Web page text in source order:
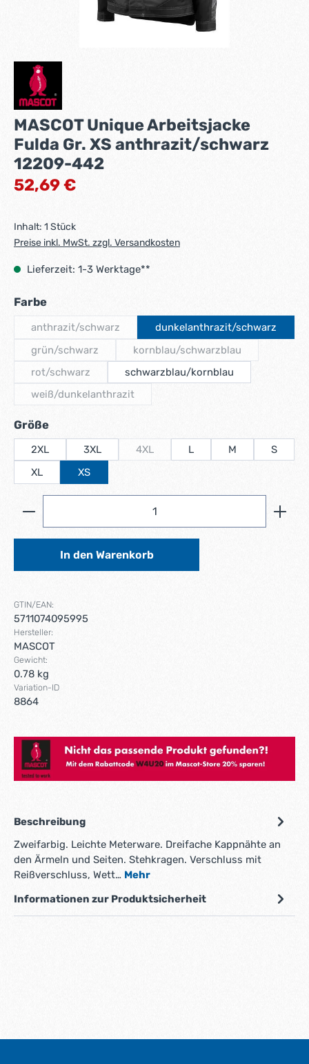
MASCOT Unique Arbeitsjacke
Fulda Gr. XS anthrazit/schwarz
12209-442
Regulärer Preis:
52,69 €
Inhalt: 1 Stück
Preise inkl. MwSt. zzgl. Versandkosten
Lieferzeit: 1-3 Werktage**
Farbeauswählen
anthrazit/schwarz
(Diese Option ist zurzeit nicht verfügbar.)
dunkelanthrazit/schwarz
grün/schwarz
(Diese Option ist zurzeit nicht verfügbar.)
kornblau/schwarzblau
rot/schwarz
(Diese Option ist zurzeit nicht verfügbar.)
schwarzblau/kornblau
weiß/dunkelanthrazit
Größeauswählen
2XL 3XL 4XL
(Diese Option ist zurzeit nicht
L M
S
XL
XS
Produkt Anzahl: Gib den gewünschten Wert ein
In den Warenkorb
GTIN/EAN:
5711074095995
Hersteller:
MASCOT
Gewicht:
0.78 kg
Variation-ID
8864
Hier gehts zum Mascot Store!
Beschreibung
Zweifarbig. Leichte Meterware. Dreifache Kappnähte an
den Ärmeln und Seiten. Stehkragen. Verschluss mit
Reißverschluss, Wett… Mehr
Informationen zur Produktsicherheit